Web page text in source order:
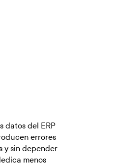
datos del ERP
errores
y sin depender
menos